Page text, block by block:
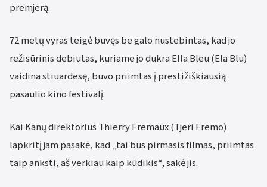
premjerą.
72 metų vyras teigė buvęs be galo nustebintas, kad jo
režisūrinis debiutas, kuriame jo dukra Ella Bleu (Ela Blu)
vaidina stiuardesę, buvo priimtas į prestižiškiausią
pasaulio kino festivalį.
Kai Kanų direktorius Thierry Fremaux (Tjeri Fremo)
lapkritį jam pasakė, kad „tai bus pirmasis filmas, priimtas
taip anksti, aš verkiau kaip kūdikis“, sakė jis.